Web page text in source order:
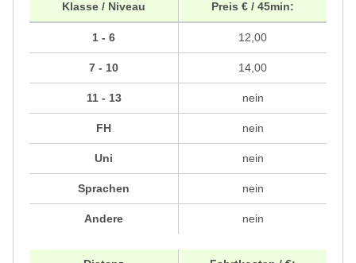
Klasse / Niveau
1 - 6
7 - 10
11 - 13
FH
Uni
Sprachen
Andere
Preis € / 45min:
12,00
14,00
nein
nein
nein
nein
nein